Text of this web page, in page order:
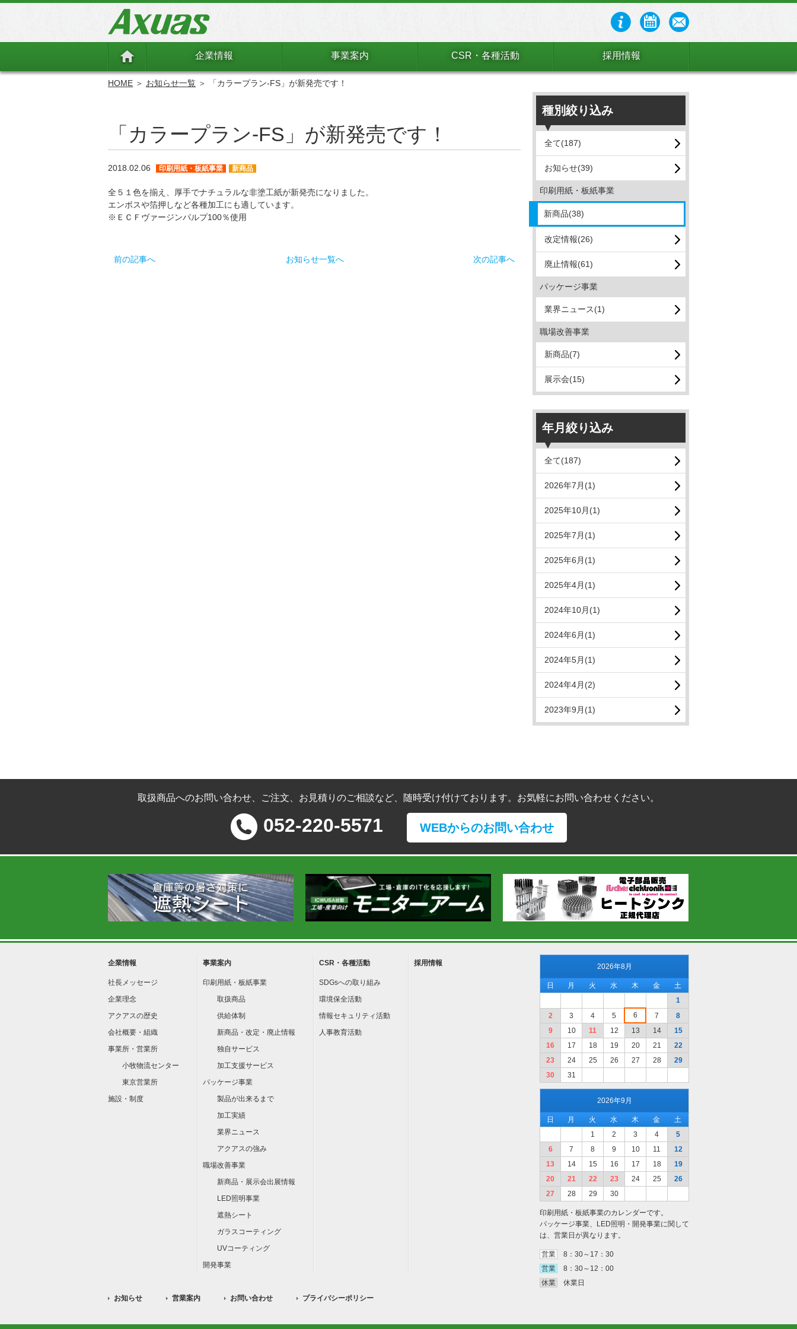
企業情報 事業案内 CSR・各種活動 採用情報
HOME ＞ お知らせ一覧 ＞ 「カラープラン-FS」が新発売です！
「カラープラン-FS」が新発売です！
2018.02.06 印刷用紙・板紙事業 新商品
全５１色を揃え、厚手でナチュラルな非塗工紙が新発売になりました。
エンボスや箔押しなど各種加工にも適しています。
※ＥＣＦヴァージンパルプ100％使用
前の記事へ お知らせ一覧へ 次の記事へ
種別絞り込み
全て(187)
お知らせ(39)
印刷用紙・板紙事業
新商品(38)
改定情報(26)
廃止情報(61)
パッケージ事業
業界ニュース(1)
職場改善事業
新商品(7)
展示会(15)
年月絞り込み
全て(187)
2026年7月(1)
2025年10月(1)
2025年7月(1)
2025年6月(1)
2025年4月(1)
2024年10月(1)
2024年6月(1)
2024年5月(1)
2024年4月(2)
2023年9月(1)
取扱商品へのお問い合わせ、ご注文、お見積りのご相談など、随時受け付けております。お気軽にお問い合わせください。
052-220-5571 WEBからのお問い合わせ
企業情報
社長メッセージ
企業理念
アクアスの歴史
会社概要・組織
事業所・営業所
小牧物流センター
東京営業所
施設・制度
事業案内
印刷用紙・板紙事業
取扱商品
供給体制
新商品・改定・廃止情報
独自サービス
加工支援サービス
パッケージ事業
製品が出来るまで
加工実績
業界ニュース
アクアスの強み
職場改善事業
新商品・展示会出展情報
LED照明事業
遮熱シート
ガラスコーティング
UVコーティング
開発事業
CSR・各種活動
SDGsへの取り組み
環境保全活動
情報セキュリティ活動
人事教育活動
採用情報 2026年8月
日 月 火 水 木 金
土
1
2
3 4 5 6 7
8
9
10 11 12 13 14
15
16
17 18 19 20 21
22
23
24 25 26 27 28
29
30
31
2026年9月
日 月 火 水 木 金
土
1
2 3 4
5
6
7 8 9 10 11
12
13
14 15 16 17 18
19
20
21 22 23 24 25
26
27
28 29 30
印刷用紙・板紙事業のカレンダーです。
パッケージ事業、LED照明・開発事業に関して
は、営業日が異なります。
営業
8：30～17：30
営業
8：30～12：00
休業
休業日
お知らせ
営業案内 お問い合わせ プライバシーポリシー